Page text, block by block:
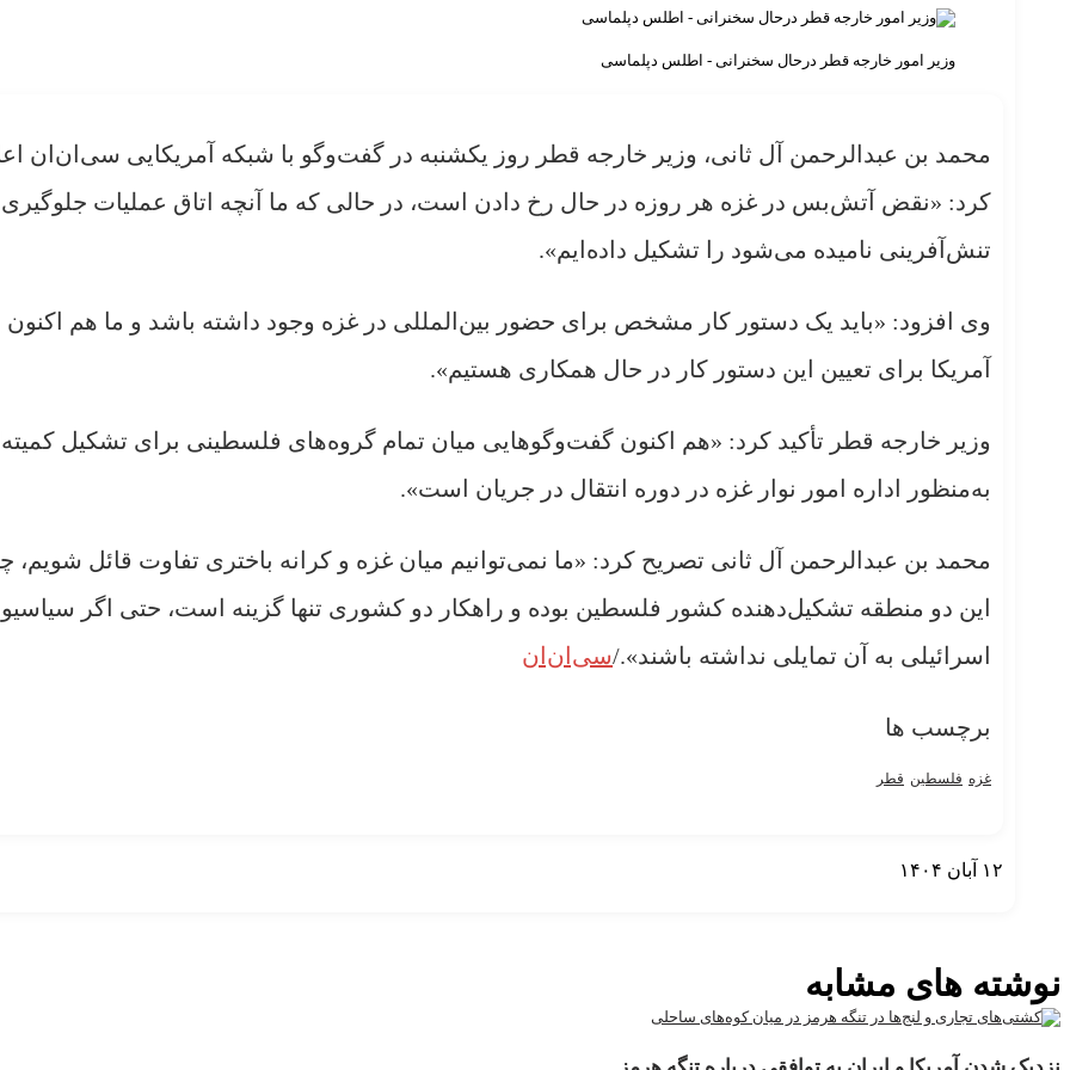
وزیر امور خارجه قطر درحال سخنرانی - اطلس دپلماسی
محمد بن عبدالرحمن آل ثانی، وزیر خارجه قطر روز یکشنبه در گفت‌و‌گو با شبکه آمریکایی سی‌ان‌ان
کرد: «نقض آتش‌بس در غزه هر روزه در حال رخ دادن است، در حالی که ما آنچه اتاق عملیات جلوگیری
تنش‌آفرینی نامیده می‌شود را تشکیل داده‌ایم».
وی افزود: «باید یک دستور کار مشخص برای حضور بین‌المللی در غزه وجود داشته باشد و ما هم اکنون
آمریکا برای تعیین این دستور کار در حال همکاری هستیم».
وزیر خارجه قطر تأکید کرد: «هم اکنون گفت‌وگوهایی میان تمام گروه‌های فلسطینی برای تشکیل
به‌منظور اداره امور نوار غزه در دوره انتقال در جریان است».
محمد بن عبدالرحمن آل ثانی تصریح کرد: «ما نمی‌توانیم میان غزه و کرانه باختری تفاوت قائل شویم،
این دو منطقه تشکیل‌دهنده کشور فلسطین بوده و راهکار دو کشوری تنها گزینه است، حتی اگر
اسرائیلی به آن تمایلی نداشته باشند»./سی‌ان‌ان
برچسب ها
غزه فلسطین قطر
۱۲ آبان ۱۴۰۴
نوشته های مشابه